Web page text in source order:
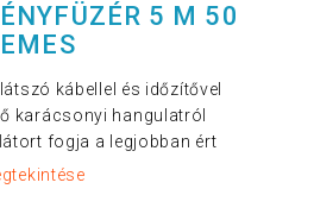
5 M 50
kábellel és időzítővel
karácsonyi hangulatról
fogja a legjobban ért